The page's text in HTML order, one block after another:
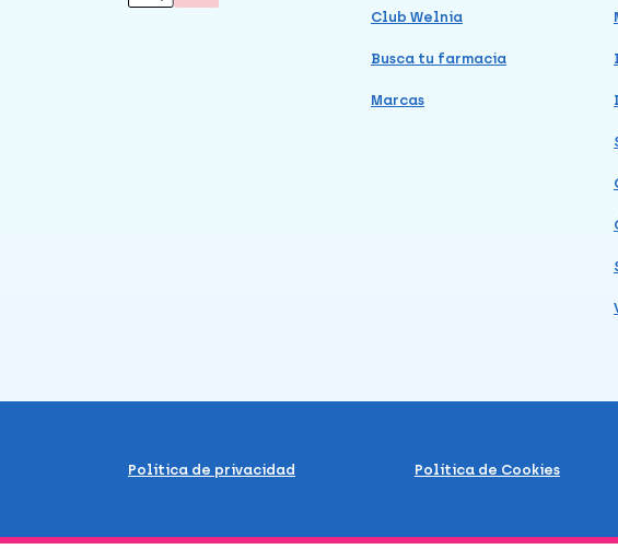
Club Welnia
Busca tu farmacia
Marcas
Política de privacidad Política de Cookies